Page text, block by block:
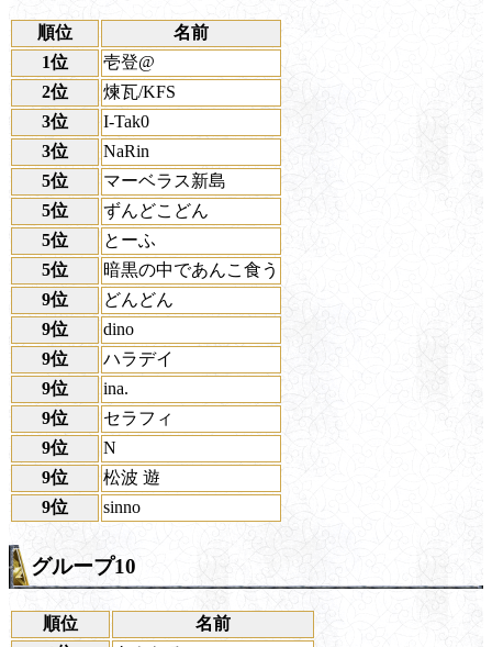
順位
名前
1位
壱登@
2位
煉瓦/KFS
3位
I-Tak0
3位
NaRin
5位
マーベラス新島
5位
ずんどこどん
5位
とーふ
5位
暗黒の中であんこ食う
9位
どんどん
9位
dino
9位
ハラデイ
9位
ina.
9位
セラフィ
9位
N
9位
松波 遊
9位
sinno
グループ10
順位
名前